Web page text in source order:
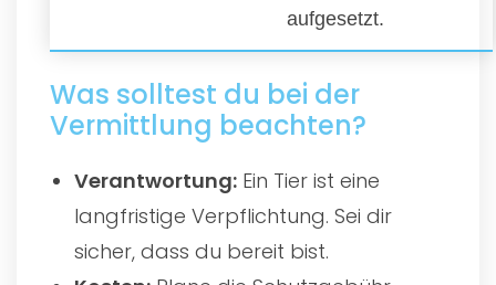
aufgesetzt.
Was solltest du bei der
Vermittlung beachten?
Verantwortung: Ein Tier ist eine
langfristige Verpflichtung. Sei dir
sicher, dass du bereit bist.